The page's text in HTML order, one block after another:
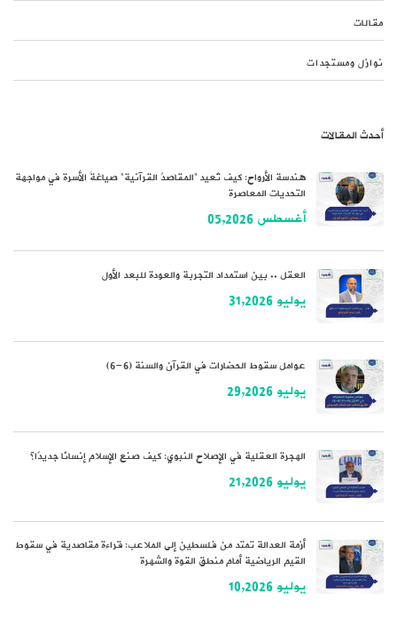
مقالات
نوازل ومستجدات
أحدث المقالات
هندسة الأرواح: كيف تُعيد “المقاصدُ القرآنية” صياغةَ الأسرة في مواجهة
التحديات المعاصرة
أغسطس 05,2026
العقل .. بين استمداد التجربة والعودة للبعد الأول
يوليو 31,2026
عوامل سقوط الحضارات في القرآن والسنة (6-6)
يوليو 29,2026
الهجرة العقلية في الإصلاح النبوي: كيف صنع الإسلام إنسانًا جديدًا؟
يوليو 21,2026
أزمة العدالة تمتد من فلسطين إلى الملاعب: قراءة مقاصدية في سقوط
القيم الرياضية أمام منطق القوة والشهرة
يوليو 10,2026